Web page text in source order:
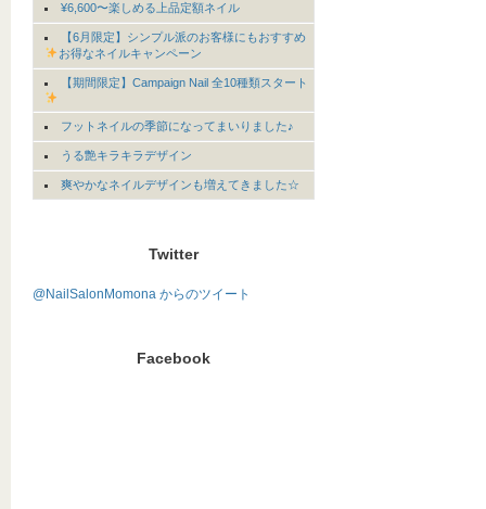
¥6,600〜楽しめる上品定額ネイル
【6月限定】シンプル派のお客様にもおすすめ
お得なネイルキャンペーン
【期間限定】Campaign Nail 全10種類スタート
フットネイルの季節になってまいりました♪
うる艶キラキラデザイン
爽やかなネイルデザインも増えてきました☆
Twitter
@NailSalonMomona からのツイート
Facebook